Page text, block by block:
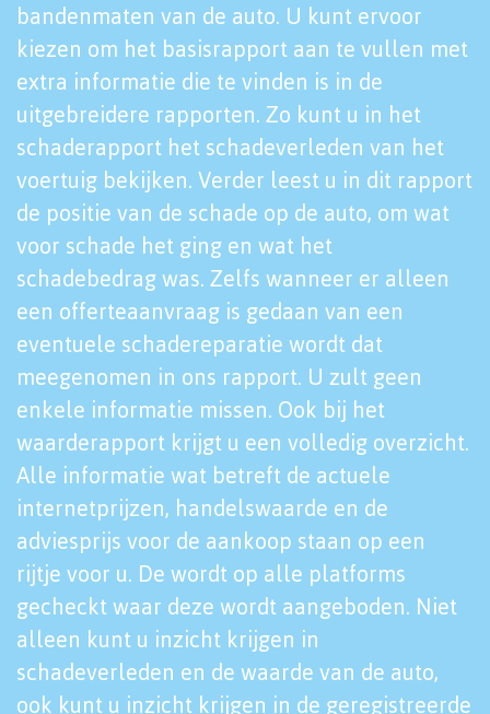
bandenmaten van de auto. U kunt ervoor
kiezen om het basisrapport aan te vullen met
extra informatie die te vinden is in de
uitgebreidere rapporten. Zo kunt u in het
schaderapport het schadeverleden van het
voertuig bekijken. Verder leest u in dit rapport
de positie van de schade op de auto, om wat
voor schade het ging en wat het
schadebedrag was. Zelfs wanneer er alleen
een offerteaanvraag is gedaan van een
eventuele schadereparatie wordt dat
meegenomen in ons rapport. U zult geen
enkele informatie missen. Ook bij het
waarderapport krijgt u een volledig overzicht.
Alle informatie wat betreft de actuele
internetprijzen, handelswaarde en de
adviesprijs voor de aankoop staan op een
rijtje voor u. De wordt op alle platforms
gecheckt waar deze wordt aangeboden. Niet
alleen kunt u inzicht krijgen in
schadeverleden en de waarde van de auto,
ook kunt u inzicht krijgen in de geregistreerde